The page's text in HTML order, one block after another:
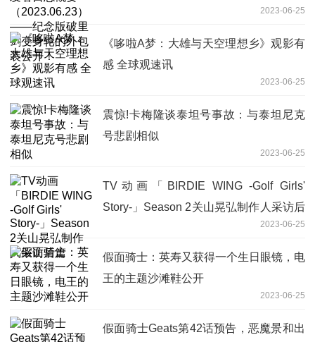
2023-06-25
《哆啦A梦：大雄与天空理想乡》观影有
感 全球观速讯
2023-06-25
震惊!卡梅隆谈泰坦号事故：与泰坦尼克
号悲剧相似
2023-06-25
TV动画「BIRDIE WING -Golf Girls'
Story-」Season 2关山晃弘制作人采访后
2023-06-25
假面骑士：英寿又获得一个生日眼镜，电
王的主题沙滩鞋公开
2023-06-25
假面骑士Geats第42话预告，恶魔景和出